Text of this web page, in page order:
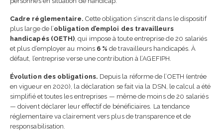
Cadre réglementaire. Cette obligation s’inscrit dans le dispositif
plus large de l’obligation d’emploi des travailleurs
handicapés (OETH), qui impose à toute entreprise de 20 salariés
et plus d’employer au moins 6 % de travailleurs handicapés. À
défaut, l’entreprise verse une contribution à l’AGEFIPH.
Évolution des obligations. Depuis la réforme de l’OETH (entrée
en vigueur en 2020), la déclaration se fait via la DSN, le calcul a été
simplifié et toutes les entreprises — même de moins de 20 salariés
— doivent déclarer leur effectif de bénéficiaires. La tendance
réglementaire va clairement vers plus de transparence et de
responsabilisation.